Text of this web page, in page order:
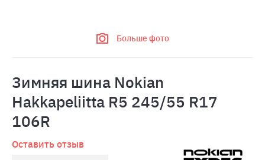
Больше фото
Зимняя шина Nokian
Hakkapeliitta R5 245/55 R17
106R
Оставить отзыв